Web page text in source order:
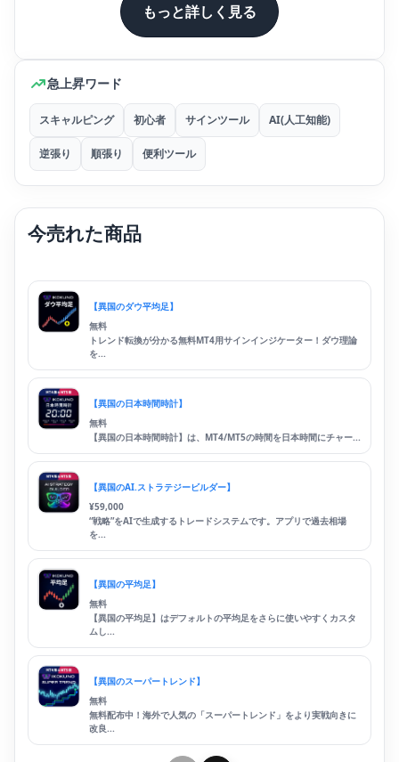
急上昇ワード
スキャルピング 初心者 サインツール AI(人工知能)
逆張り 順張り 便利ツール
今売れた商品
【異国のダウ平均足】
無料
トレンド転換が分かる無料MT4用サインインジケーター！ダウ理論
を...
【異国の日本時間時計】
無料
【異国の日本時間時計】は、MT4/MT5の時間を日本時間にチャー...
【異国のAI.ストラテジービルダー】
¥59,000
“戦略”をAIで生成するトレードシステムです。アプリで過去相場
を...
【異国の平均足】
無料
【異国の平均足】はデフォルトの平均足をさらに使いやすくカスタ
ムし...
【異国のスーパートレンド】
無料
無料配布中！海外で人気の「スーパートレンド」をより実戦向きに
改良...
もっと詳しく見る